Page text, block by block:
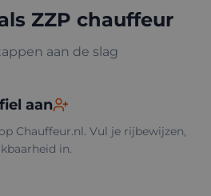
ZZP chauffeur
aan de slag
aan
Chauffeur.nl. Vul je rijbewijzen,
in.